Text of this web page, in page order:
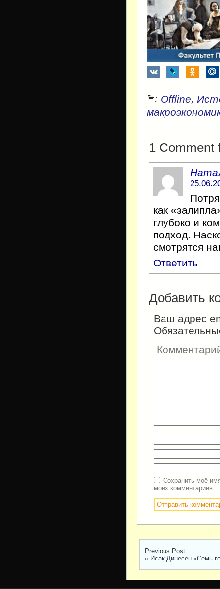
: Offline,
1 Comment
как
глубоко и
подход.
смотрятся
Ответить
Добавить
Ваш адрес
Сохранить моё
моих комментариев.
Previous Post
« Исак Динесен «Семь